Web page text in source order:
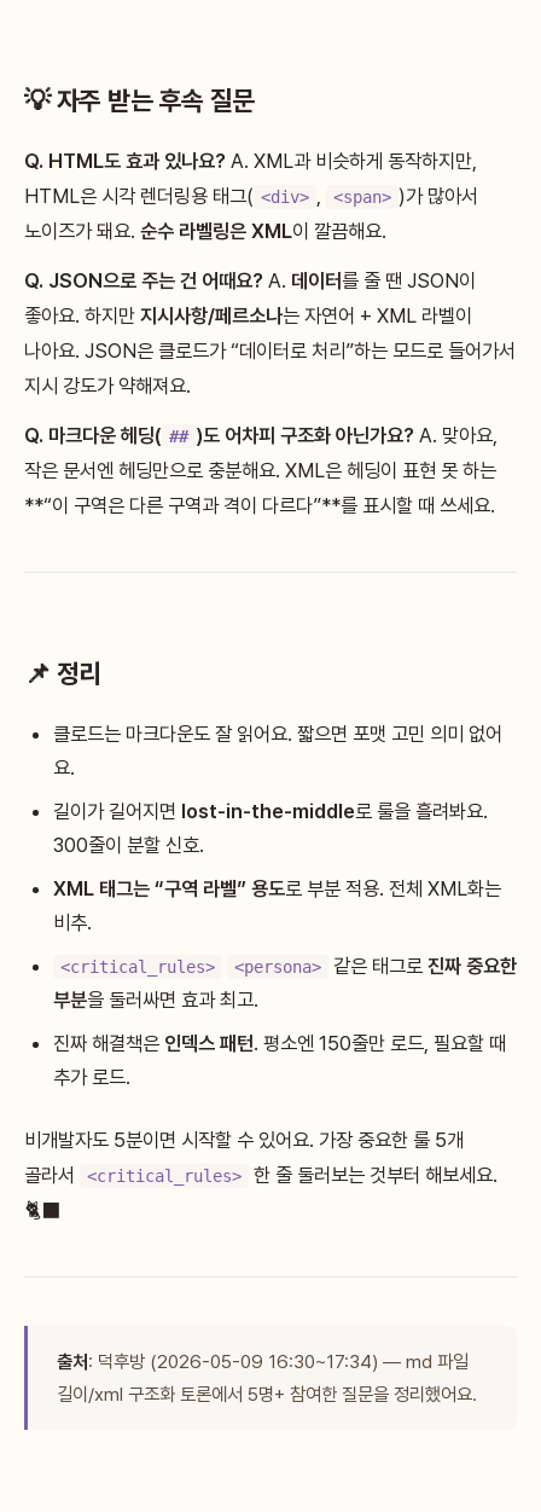
💡 자주 받는 후속 질문
Q. HTML도 효과 있나요? A. XML과 비슷하게 동작하지만,
HTML은 시각 렌더링용 태그( <div> , <span> )가 많아서
노이즈가 돼요. 순수 라벨링은 XML이 깔끔해요.
Q. JSON으로 주는 건 어때요? A. 데이터를 줄 땐 JSON이
좋아요. 하지만 지시사항/페르소나는 자연어 + XML 라벨이
나아요. JSON은 클로드가 “데이터로 처리”하는 모드로 들어가서
지시 강도가 약해져요.
Q. 마크다운 헤딩( ## )도 어차피 구조화 아닌가요? A. 맞아요,
작은 문서엔 헤딩만으로 충분해요. XML은 헤딩이 표현 못 하는
**“이 구역은 다른 구역과 격이 다르다”**를 표시할 때 쓰세요.
📌 정리
클로드는 마크다운도 잘 읽어요. 짧으면 포맷 고민 의미 없어
요.
길이가 길어지면 lost-in-the-middle로 룰을 흘려봐요.
300줄이 분할 신호.
XML 태그는 “구역 라벨” 용도로 부분 적용. 전체 XML화는
비추.
<critical_rules> <persona> 같은 태그로 진짜 중요한
부분을 둘러싸면 효과 최고.
진짜 해결책은 인덱스 패턴. 평소엔 150줄만 로드, 필요할 때
추가 로드.
비개발자도 5분이면 시작할 수 있어요. 가장 중요한 룰 5개
골라서
<critical_rules>
한 줄 둘러보는 것부터 해보세요.
🐈‍⬛
출처: 덕후방 (2026-05-09 16:30~17:34) — md 파일
길이/xml 구조화 토론에서 5명+ 참여한 질문을 정리했어요.